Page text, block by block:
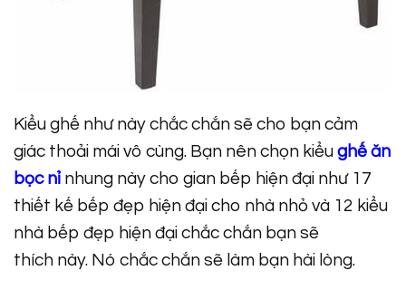
Kiểu ghế như này chắc chắn sẽ cho bạn cảm
giác thoải mái vô cùng. Bạn nên chọn kiểu ghế ăn
bọc nỉ nhung này cho gian bếp hiện đại như 17
thiết kế bếp đẹp hiện đại cho nhà nhỏ và 12 kiểu
nhà bếp đẹp hiện đại chắc chắn bạn sẽ
thích này. Nó chắc chắn sẽ làm bạn hài lòng.